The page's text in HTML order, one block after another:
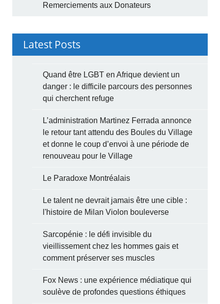
Remerciements aux Donateurs
Latest Posts
Quand être LGBT en Afrique devient un
danger : le difficile parcours des personnes
qui cherchent refuge
L’administration Martinez Ferrada annonce
le retour tant attendu des Boules du Village
et donne le coup d’envoi à une période de
renouveau pour le Village
Le Paradoxe Montréalais
Le talent ne devrait jamais être une cible :
l'histoire de Milan Violon bouleverse
Sarcopénie : le défi invisible du
vieillissement chez les hommes gais et
comment préserver ses muscles
Fox News : une expérience médiatique qui
soulève de profondes questions éthiques